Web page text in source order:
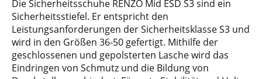
Die Sicherheitsschuhe RENZO Mid ESD S3 sind ein
Sicherheitsstiefel. Er entspricht den
Leistungsanforderungen der Sicherheitsklasse S3 und
wird in den Größen 36-50 gefertigt. Mithilfe der
geschlossenen und gepolsterten Lasche wird das
Eindringen von Schmutz und die Bildung von